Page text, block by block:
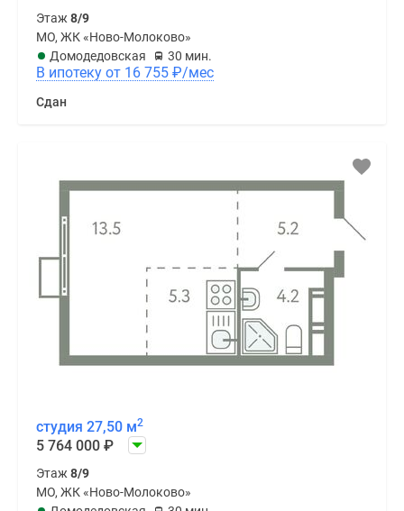
Этаж 8/9
МО, ЖК «Ново-Молоково»
Домодедовская
30 мин.
В ипотеку от 16 755 ₽/мес
Сдан
студия 27,50 м2
5 764 000 ₽
Этаж 8/9
МО, ЖК «Ново-Молоково»